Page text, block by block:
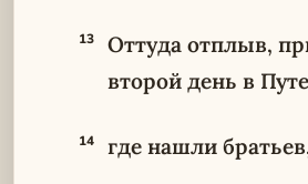
13
Оттуда отплыв,
второй день в
14 где нашли